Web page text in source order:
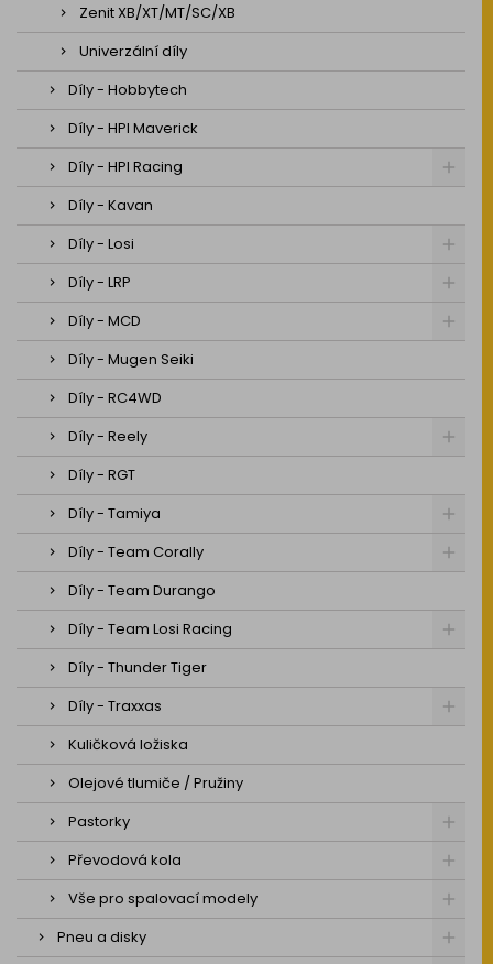
Zenit XB/XT/MT/SC/XB
Univerzální díly
Díly - Hobbytech
Díly - HPI Maverick
Díly - HPI Racing
Díly - Kavan
Díly - Losi
Díly - LRP
Díly - MCD
Díly - Mugen Seiki
Díly - RC4WD
Díly - Reely
Díly - RGT
Díly - Tamiya
Díly - Team Corally
Díly - Team Durango
Díly - Team Losi Racing
Díly - Thunder Tiger
Díly - Traxxas
Kuličková ložiska
Olejové tlumiče / Pružiny
Pastorky
Převodová kola
Vše pro spalovací modely
Pneu a disky